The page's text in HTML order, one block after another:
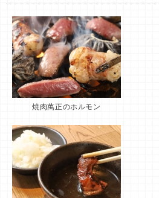
焼肉萬正のホルモン